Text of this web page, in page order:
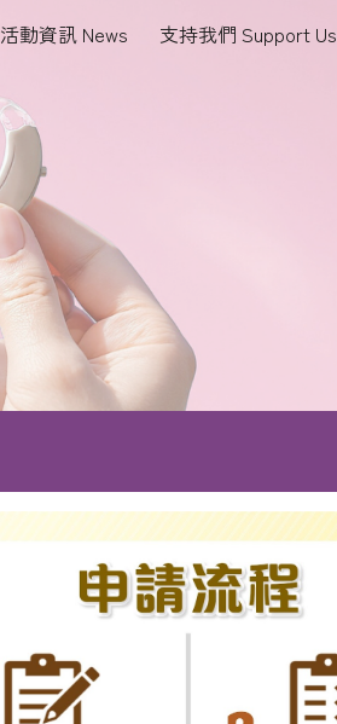
Skip to navigation
活動資訊 News 支持我們 Support Us